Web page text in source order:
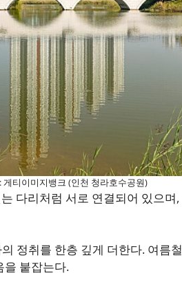
게티이미지뱅크 (인천 청라호수공원)
다리처럼 서로 연결되어 있으며
정취를 한층 깊게 더한다. 여름
을 붙잡는다.